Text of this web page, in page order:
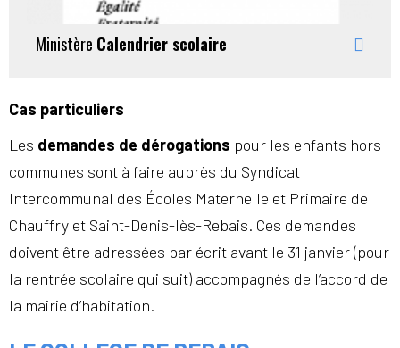
Ministère Calendrier scolaire
Cas particuliers
Les demandes de dérogations pour les enfants hors
communes sont à faire auprès du Syndicat
Intercommunal des Écoles Maternelle et Primaire de
Chauffry et Saint-Denis-lès-Rebais. Ces demandes
doivent être adressées par écrit avant le 31 janvier (pour
la rentrée scolaire qui suit) accompagnés de l’accord de
la mairie d’habitation.